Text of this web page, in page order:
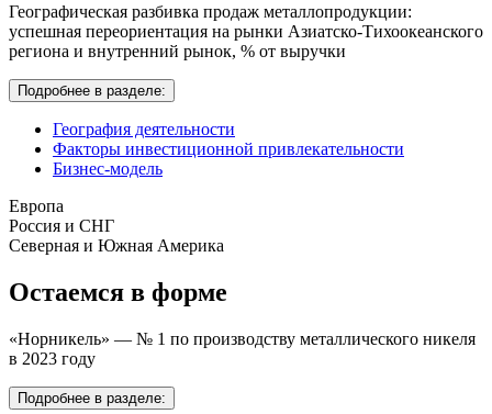
Географическая разбивка продаж металлопродукции:
успешная переориентация на рынки Азиатско-Тихоокеанского
региона и внутренний рынок, % от выручки
Подробнее в разделе:
География деятельности
Факторы инвестиционной привлекательности
Бизнес-модель
Европа
Россия и СНГ
Северная и Южная Америка
Остаемся в форме
«Норникель» — № 1 по производству металлического никеля
в 2023 году
Подробнее в разделе: